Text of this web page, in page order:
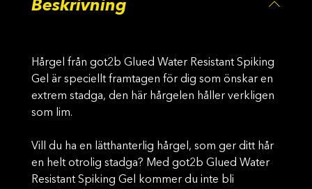
Beskrivning
Hårgel från got2b Glued Water Resistant Spiking
Gel är speciellt framtagen för dig som önskar en
extrem stadga, den här hårgelen håller verkligen
som lim.
Vill du ha en lätthanterlig hårgel, som ger ditt hår
en helt otrolig stadga? Med got2b Glued Water
Resistant Spiking Gel kommer du inte bli